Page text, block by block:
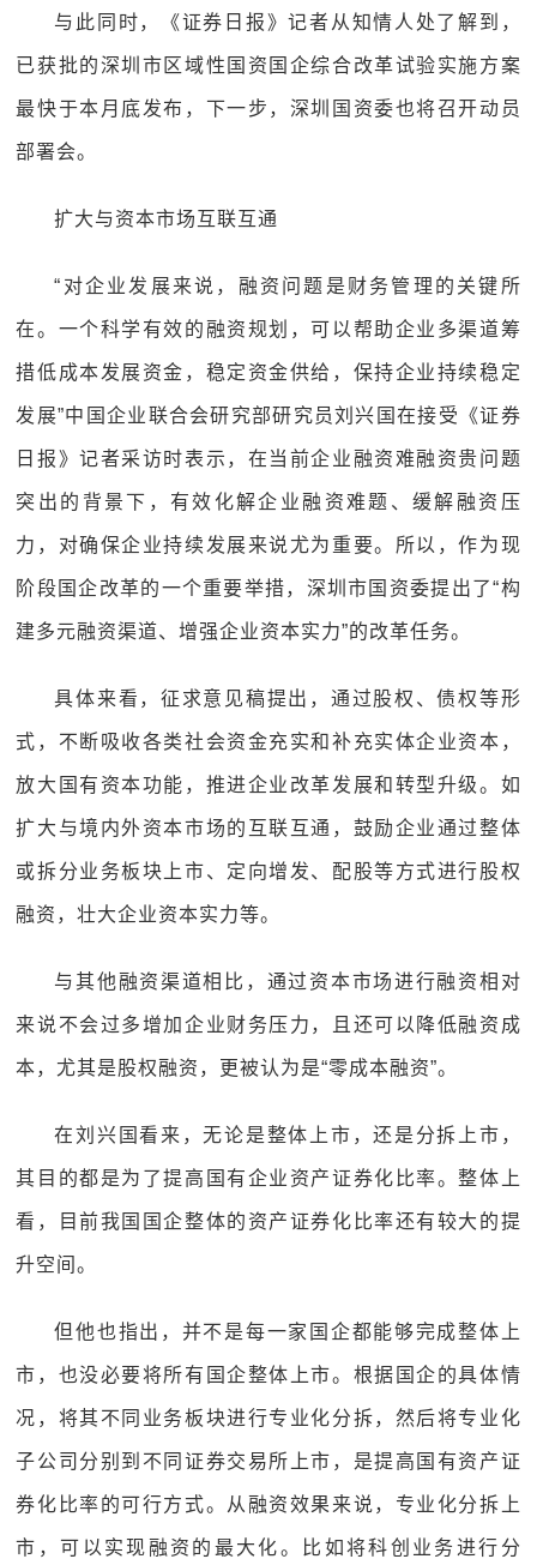
与此同时，《证券日报》记者从知情人处了解到，
已获批的深圳市区域性国资国企综合改革试验实施方案
最快于本月底发布，下一步，深圳国资委也将召开动员
部署会。
扩大与资本市场互联互通
“对企业发展来说，融资问题是财务管理的关键所
在。一个科学有效的融资规划，可以帮助企业多渠道筹
措低成本发展资金，稳定资金供给，保持企业持续稳定
发展”中国企业联合会研究部研究员刘兴国在接受《证券
日报》记者采访时表示，在当前企业融资难融资贵问题
突出的背景下，有效化解企业融资难题、缓解融资压
力，对确保企业持续发展来说尤为重要。所以，作为现
阶段国企改革的一个重要举措，深圳市国资委提出了“构
建多元融资渠道、增强企业资本实力”的改革任务。
具体来看，征求意见稿提出，通过股权、债权等形
式，不断吸收各类社会资金充实和补充实体企业资本，
放大国有资本功能，推进企业改革发展和转型升级。如
扩大与境内外资本市场的互联互通，鼓励企业通过整体
或拆分业务板块上市、定向增发、配股等方式进行股权
融资，壮大企业资本实力等。
与其他融资渠道相比，通过资本市场进行融资相对
来说不会过多增加企业财务压力，且还可以降低融资成
本，尤其是股权融资，更被认为是“零成本融资”。
在刘兴国看来，无论是整体上市，还是分拆上市，
其目的都是为了提高国有企业资产证券化比率。整体上
看，目前我国国企整体的资产证券化比率还有较大的提
升空间。
但他也指出，并不是每一家国企都能够完成整体上
市，也没必要将所有国企整体上市。根据国企的具体情
况，将其不同业务板块进行专业化分拆，然后将专业化
子公司分别到不同证券交易所上市，是提高国有资产证
券化比率的可行方式。从融资效果来说，专业化分拆上
市，可以实现融资的最大化。比如将科创业务进行分